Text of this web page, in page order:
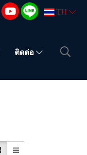
TH
ติดต่อ